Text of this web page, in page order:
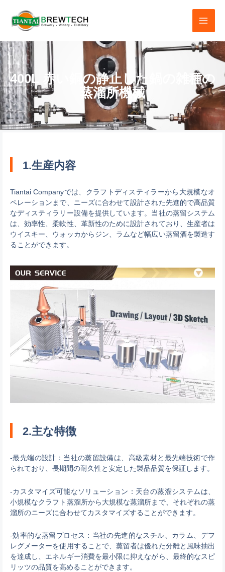
ン
ツ
へ
ス
キ
ッ
400L 赤い銅の静止した鍋の雑種の
蒸溜所機械
1.生産内容
Tiantai Companyでは、クラフトディスティラーから大規模なオ
ペレーションまで、ニーズに合わせて設計された先進的で高品質
なディスティラリー設備を提供しています。当社の蒸留システム
は、効率性、柔軟性、革新性のために設計されており、生産者は
ウイスキー、ウォッカからジン、ラムなど幅広い蒸留酒を製造す
ることができます。
2.主な特徴
-最先端の設計：当社の蒸留設備は、高級素材と最先端技術で作
られており、長期間の耐久性と安定した製品品質を保証します。
-カスタマイズ可能なソリューション：天台の蒸溜システムは、
小規模なクラフト蒸溜所から大規模な蒸溜所まで、それぞれの蒸
溜所のニーズに合わせてカスタマイズすることができます。
-効率的な蒸留プロセス：当社の先進的なスチル、カラム、デフ
レグメーターを使用することで、蒸留者は優れた分離と風味抽出
を達成し、エネルギー消費を最小限に抑えながら、最終的なスピ
リッツの品質を高めることができます。